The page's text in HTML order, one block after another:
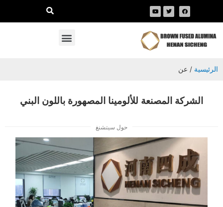
الرئيسية / عن
الشركة المصنعة للألومينا المصهورة باللون البني
حول سيتشنغ